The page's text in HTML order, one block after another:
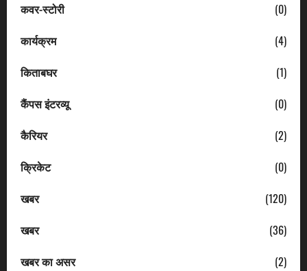
कवर-स्टोरी
(0)
कार्यक्रम
(4)
किताबघर
(1)
कैंपस इंटरव्यू
(0)
कैरियर
(2)
क्रिकेट
(0)
खबर
(120)
खबर
(36)
खबर का असर
(2)